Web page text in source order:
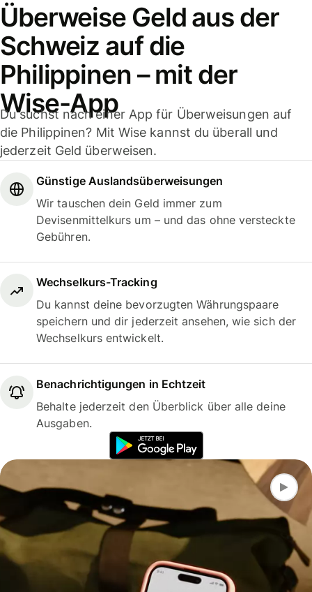
Überweise Geld aus der
Schweiz auf die
Philippinen – mit der
Wise-App
Du suchst nach einer App für Überweisungen auf
die Philippinen? Mit Wise kannst du überall und
jederzeit Geld überweisen.
Günstige Auslandsüberweisungen
Wir tauschen dein Geld immer zum
Devisenmittelkurs um – und das ohne versteckte
Gebühren.
Wechselkurs-Tracking
Du kannst deine bevorzugten Währungspaare
speichern und dir jederzeit ansehen, wie sich der
Wechselkurs entwickelt.
Benachrichtigungen in Echtzeit
Behalte jederzeit den Überblick über alle deine
Ausgaben.